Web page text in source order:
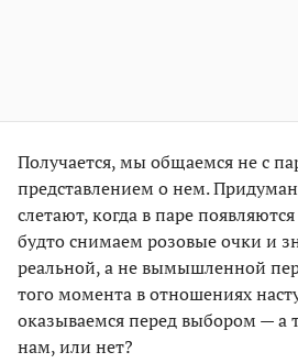
Получается, мы общаемся не с
представлением о нем.
слетают, когда в паре
будто снимаем розовые очки и
реальной, а не вымышленной
того момента в отношениях
оказываемся перед выбором — а
нам, или нет?